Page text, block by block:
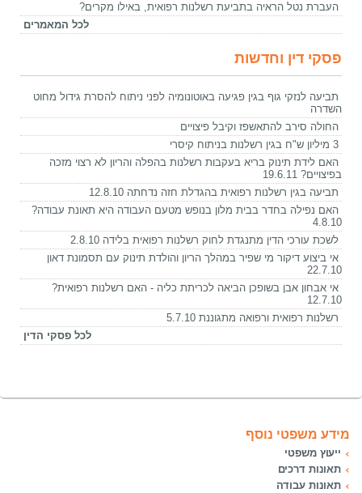
העברת נטל הראיה בתביעת רשלנות רפואית, באילו מקרים?
לכל המאמרים
פסקי דין וחדשות
תביעה לנזקי גוף בגין פגיעה באוטונומיה לפני ניתוח להסרת גידול מחוט
השדרה
החולה סירב להתאשפז וקיבל פיצויים
3 מיליון ש"ח בגין רשלנות בניתוח קיסרי
האם לידת תינוק בריא בעקבות רשלנות בהפלה והריון לא רצוי מזכה
בפיצויים? 19.6.11
תביעה בגין רשלנות רפואית בהגדלת חזה נדחתה 12.8.10
האם נפילה בחדר בבית מלון בנופש מטעם העבודה היא תאונת עבודה?
4.8.10
לשכת עורכי הדין מתנגדת לחוק רשלנות רפואית בלידה 2.8.10
אי ביצוע דיקור מי שפיר במהלך הריון והולדת תינוק עם תסמונת דאון
22.7.10
אי אבחון אבן בשופכן הביאה לכריתת כליה - האם רשלנות רפואית?
12.7.10
רשלנות רפואית ורפואה מתגוננת 5.7.10
לכל פסקי הדין
מידע משפטי נוסף
ייעוץ משפטי
תאונות דרכים
תאונות עבודה